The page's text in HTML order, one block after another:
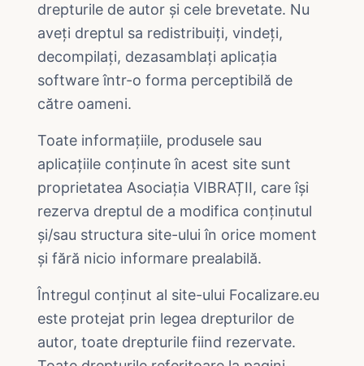
drepturile de autor și cele brevetate. Nu
aveți dreptul sa redistribuiți, vindeți,
decompilați, dezasamblați aplicația
software într-o forma perceptibilă de
către oameni.
Toate informațiile, produsele sau
aplicațiile conținute în acest site sunt
proprietatea Asociația VIBRAȚII, care își
rezerva dreptul de a modifica conținutul
și/sau structura site-ului în orice moment
și fără nicio informare prealabilă.
Întregul conținut al site-ului Focalizare.eu
este protejat prin legea drepturilor de
autor, toate drepturile fiind rezervate.